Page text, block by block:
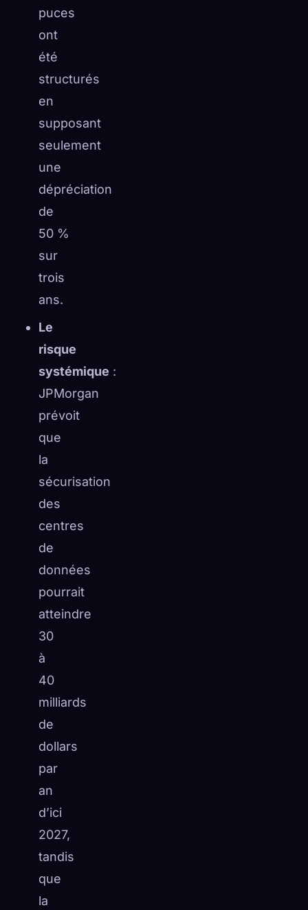
puces
ont
été
structurés
en
supposant
seulement
une
dépréciation
de
50 %
sur
trois
ans.
Le
risque
systémique :
JPMorgan
prévoit
que
la
sécurisation
des
centres
de
données
pourrait
atteindre
30
à
40
milliards
de
dollars
par
an
d’ici
2027,
tandis
que
la